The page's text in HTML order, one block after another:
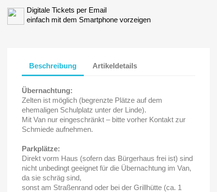
Digitale Tickets per Email
einfach mit dem Smartphone vorzeigen
Beschreibung Artikeldetails
Übernachtung:
Zelten ist möglich (begrenzte Plätze auf dem
ehemaligen Schulplatz unter der Linde).
Mit Van nur eingeschränkt – bitte vorher Kontakt zur
Schmiede aufnehmen.
Parkplätze:
Direkt vorm Haus (sofern das Bürgerhaus frei ist) sind
nicht unbedingt geeignet für die Übernachtung im Van,
da sie schräg sind,
sonst am Straßenrand oder bei der Grillhütte (ca. 1